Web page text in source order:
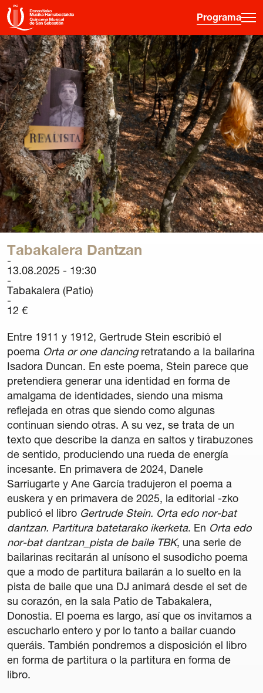
Programa
ES · EU · FR · EN
Programa
Otras Actividades
Información entradas
Guía para principiantes
Hora joven
La Quincena
Historia
Ediciones anteriores
Sedes Habituales
La Quincena Verde
Hazte Amigo
Amigos
Noticias
Contacto
Newsletter
Patrocinio
Transparencia
Contratación
Política lingüística
Aviso legal
Política de privacidad
Tabakalera Dantzan
13.08.2025 - 19:30
Tabakalera (Patio)
12 €
Entre 1911 y 1912, Gertrude Stein escribió el
poema Orta or one dancingretratando a Ia bailarina
Isadora Duncan. En este poema, Stein parece que
pretendiera generar una identidad en forma de
amalgama de identidades, siendo una misma
reflejada en otras que siendo como algunas
continuan siendo otras. A su vez, se trata de un
texto que describe la danza en saltos y tirabuzones
de sentido, produciendo una rueda de energía
incesante. En primavera de 2024, Danele
Sarriugarte y Ane García tradujeron el poema a
euskera y en primavera de 2025, la editorial -zko
publicó el libro Gertrude Stein. Orta edo nor-bat
dantzan. Partitura batetarako ikerketa. En Orta edo
nor-bat dantzan_pista de baile TBK, una serie de
bailarinas recitarán al unísono el susodicho poema
que a modo de partitura bailarán a lo suelto en la
pista de baile que una DJ animará desde el set de
su corazón, en la sala Patio de Tabakalera,
Donostia. El poema es largo, así que os invitamos a
escucharlo entero y por lo tanto a bailar cuando
queráis. También pondremos a disposición el libro
en forma de partitura o la partitura en forma de
libro.